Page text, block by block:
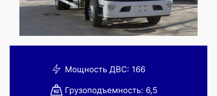
Мощность ДВС: 166
Грузоподъемность: 6,5